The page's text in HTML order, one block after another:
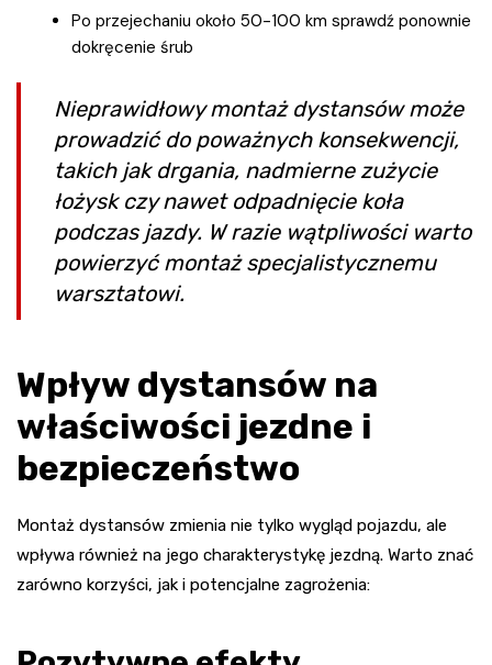
Po przejechaniu około 50-100 km sprawdź ponownie
dokręcenie śrub
Nieprawidłowy montaż dystansów może
prowadzić do poważnych konsekwencji,
takich jak drgania, nadmierne zużycie
łożysk czy nawet odpadnięcie koła
podczas jazdy. W razie wątpliwości warto
powierzyć montaż specjalistycznemu
warsztatowi.
Wpływ dystansów na
właściwości jezdne i
bezpieczeństwo
Montaż dystansów zmienia nie tylko wygląd pojazdu, ale
wpływa również na jego charakterystykę jezdną. Warto znać
zarówno korzyści, jak i potencjalne zagrożenia: